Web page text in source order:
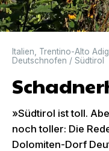
Italien Trentino-Alto
Deutschnofen / Südtirol
»Südtirol ist toll.
noch toller: Die
Dolomiten-Dorf